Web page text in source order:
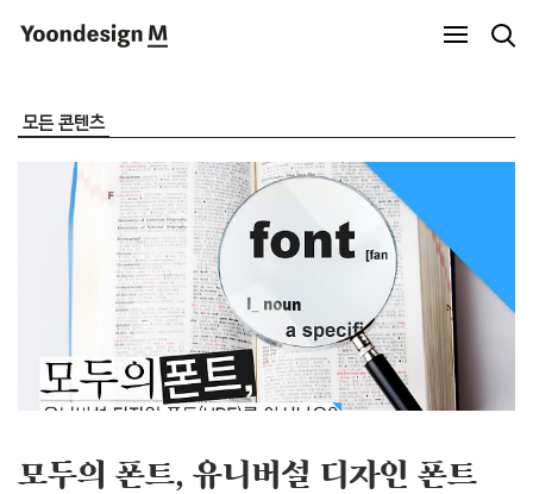
Yoondesign M
모든 콘텐츠
모두의 폰트, 유니버설 디자인 폰트